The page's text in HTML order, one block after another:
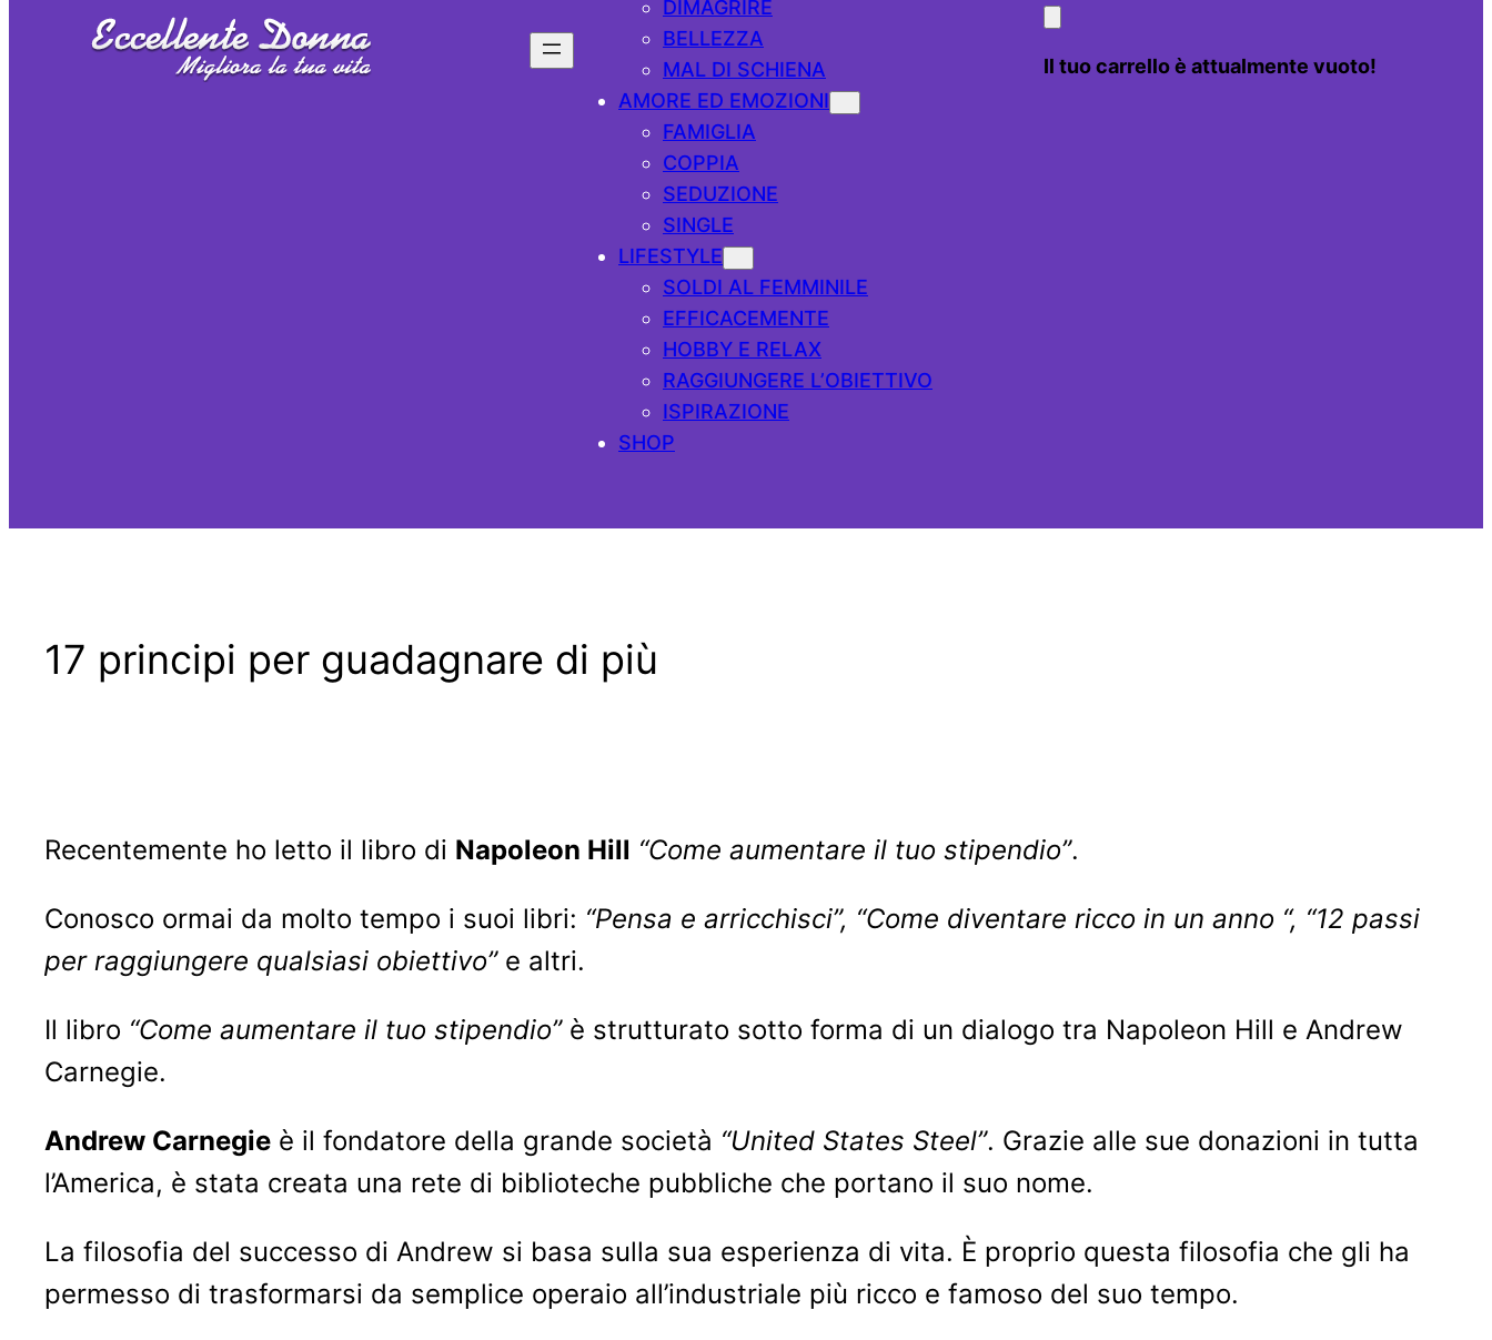
DIMAGRIRE
BELLEZZA
MAL DI SCHIENA
AMORE ED EMOZIONI
FAMIGLIA
COPPIA
SEDUZIONE
SINGLE
LIFESTYLE
SOLDI AL FEMMINILE
EFFICACEMENTE
HOBBY E RELAX
RAGGIUNGERE L’OBIETTIVO
ISPIRAZIONE
SHOP
Il tuo carrello è attualmente vuoto!
17 principi per guadagnare di più
Recentemente ho letto il libro di Napoleon Hill “Come aumentare il tuo stipendio”.
Conosco ormai da molto tempo i suoi libri: “Pensa e arricchisci”, “Come diventare ricco in un anno “, “12 passi
per raggiungere qualsiasi obiettivo”e altri.
Il libro “Come aumentare il tuo stipendio”è strutturato sotto forma di un dialogo tra Napoleon Hill e Andrew
Carnegie.
Andrew Carnegie è il fondatore della grande società “United States Steel”. Grazie alle sue donazioni in tutta
l’America, è stata creata una rete di biblioteche pubbliche che portano il suo nome.
La filosofia del successo di Andrew si basa sulla sua esperienza di vita. È proprio questa filosofia che gli ha
permesso di trasformarsi da semplice operaio all’industriale più ricco e famoso del suo tempo.